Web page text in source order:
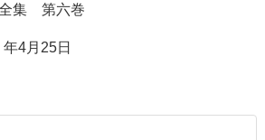
集 第六巻
4月25日